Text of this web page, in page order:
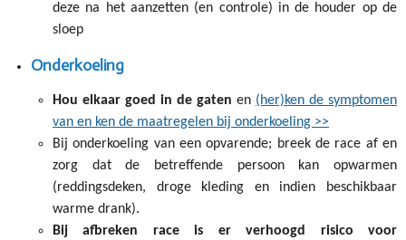
deze na het aanzetten (en controle) in de houder op de
sloep
Onderkoeling
Hou elkaar goed in de gaten en (her)ken de symptomen
van en ken de maatregelen bij onderkoeling >>
Bij onderkoeling van een opvarende; breek de race af en
zorg dat de betreffende persoon kan opwarmen
(reddingsdeken, droge kleding en indien beschikbaar
warme drank).
Bij afbreken race is er verhoogd risico voor